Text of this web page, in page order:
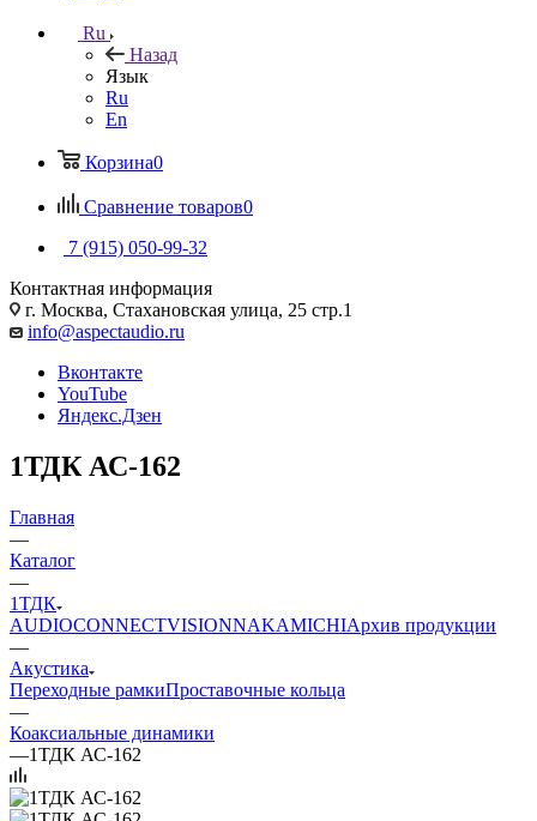
Ru
Назад
Язык
Ru
En
Корзина0
Сравнение товаров0
7 (915) 050-99-32
Контактная информация
г. Москва, Стахановская улица, 25 стр.1
info@aspectaudio.ru
Вконтакте
YouTube
Яндекс.Дзен
1ТДК АС-162
Главная
—
Каталог
—
1ТДК
AUDIOCONNECTVISIONNAKAMICHIАрхив продукции
—
Акустика
Переходные рамкиПроставочные кольца
—
Коаксиальные динамики
—1ТДК АС-162